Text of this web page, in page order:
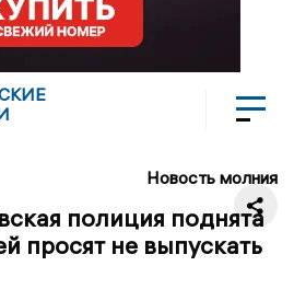
Новость молния
полиция поднята
просят не выпускать